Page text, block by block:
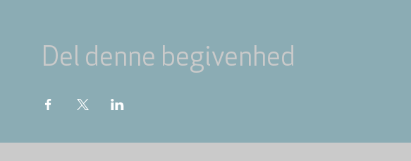
Del denne begivenhed